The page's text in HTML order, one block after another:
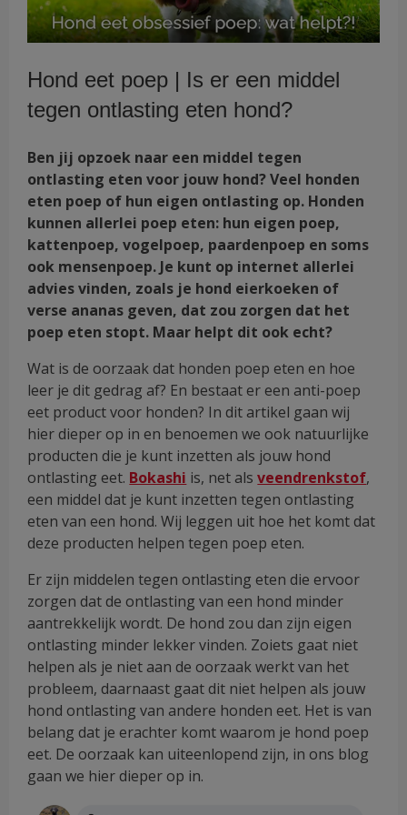
Hond eet poep | Is er een middel
tegen ontlasting eten hond?
Ben jij opzoek naar een middel tegen
ontlasting eten voor jouw hond? Veel honden
eten poep of hun eigen ontlasting op. Honden
kunnen allerlei poep eten: hun eigen poep,
kattenpoep, vogelpoep, paardenpoep en soms
ook mensenpoep. Je kunt op internet allerlei
advies vinden, zoals je hond eierkoeken of
verse ananas geven, dat zou zorgen dat het
poep eten stopt. Maar helpt dit ook echt?
Wat is de oorzaak dat honden poep eten en hoe
leer je dit gedrag af? En bestaat er een anti-poep
eet product voor honden? In dit artikel gaan wij
hier dieper op in en benoemen we ook natuurlijke
producten die je kunt inzetten als jouw hond
ontlasting eet. Bokashi is, net alsveendrenkstof,
een middel dat je kunt inzetten tegen ontlasting
eten van een hond. Wij leggen uit hoe het komt dat
deze producten helpen tegen poep eten.
Er zijn middelen tegen ontlasting eten die ervoor
zorgen dat de ontlasting van een hond minder
aantrekkelijk wordt. De hond zou dan zijn eigen
ontlasting minder lekker vinden. Zoiets gaat niet
helpen als je niet aan de oorzaak werkt van het
probleem, daarnaast gaat dit niet helpen als jouw
hond ontlasting van andere honden eet. Het is van
belang dat je erachter komt waarom je hond poep
eet. De oorzaak kan uiteenlopend zijn, in ons blog
gaan we hier dieper op in.